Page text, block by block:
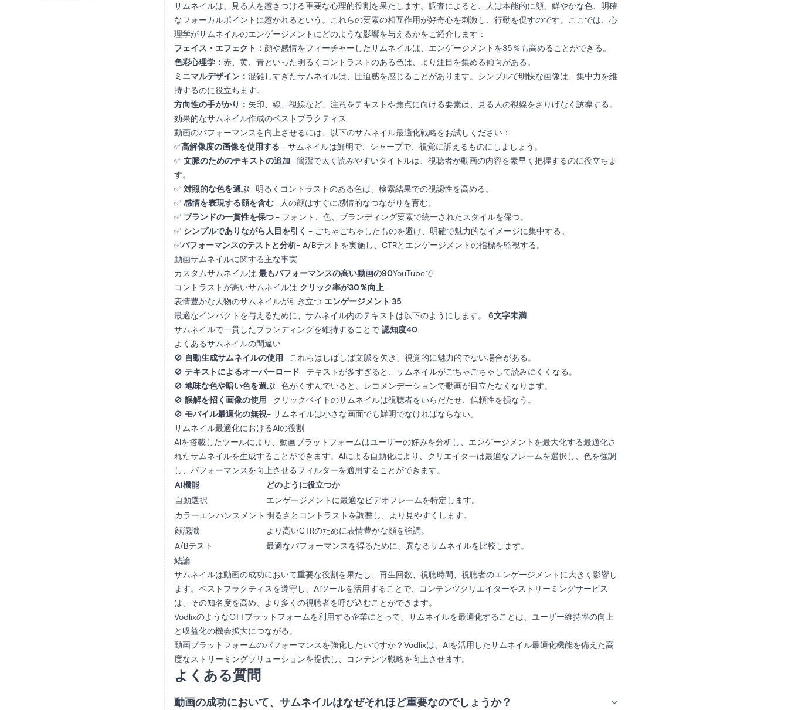
サムネイルは、見る人を惹きつける重要な心理的役割を果たします。調査によると、人は本能的に顔、鮮やかな色、明確
なフォーカルポイントに惹かれるという。これらの要素の相互作用が好奇心を刺激し、行動を促すのです。ここでは、心
理学がサムネイルのエンゲージメントにどのような影響を与えるかをご紹介します：
フェイス・エフェクト： 顔や感情をフィーチャーしたサムネイルは、エンゲージメントを35％も高めることができる。
色彩心理学：赤、黄、青といった明るくコントラストのある色は、より注目を集める傾向がある。
ミニマルデザイン：混雑しすぎたサムネイルは、圧迫感を感じることがあります。シンプルで明快な画像は、集中力を維
持するのに役立ちます。
方向性の手がかり： 矢印、線、視線など、注意をテキストや焦点に向ける要素は、見る人の視線をさりげなく誘導する。
効果的なサムネイル作成のベストプラクティス
動画のパフォーマンスを向上させるには、以下のサムネイル最適化戦略をお試しください：
✅高解像度の画像を使用する- サムネイルは鮮明で、シャープで、視覚に訴えるものにしましょう。
✅文脈のためのテキストの追加- 簡潔で太く読みやすいタイトルは、視聴者が動画の内容を素早く把握するのに役立ちま
す。
✅対照的な色を選ぶ- 明るくコントラストのある色は、検索結果での視認性を高める。
✅感情を表現する顔を含む- 人の顔はすぐに感情的なつながりを育む。
✅ ブランドの一貫性を保つ- フォント、色、ブランディング要素で統一されたスタイルを保つ。
✅ シンプルでありながら人目を引く- ごちゃごちゃしたものを避け、明確で魅力的なイメージに集中する。
✅パフォーマンスのテストと分析- A/Bテストを実施し、CTRとエンゲージメントの指標を監視する。
動画サムネイルに関する主な事実
カスタムサムネイルは最もパフォーマンスの高い動画の90YouTubeで
コントラストが高いサムネイルは クリック率が30％向上.
表情豊かな人物のサムネイルが引き立つ エンゲージメント 35.
最適なインパクトを与えるために、サムネイル内のテキストは以下のようにします。6文字未満.
サムネイルで一貫したブランディングを維持することで認知度40.
よくあるサムネイルの間違い
🚫 自動生成サムネイルの使用- これらはしばしば文脈を欠き、視覚的に魅力的でない場合がある。
🚫 テキストによるオーバーロード- テキストが多すぎると、サムネイルがごちゃごちゃして読みにくくなる。
🚫地味な色や暗い色を選ぶ- 色がくすんでいると、レコメンデーションで動画が目立たなくなります。
🚫誤解を招く画像の使用- クリックベイトのサムネイルは視聴者をいらだたせ、信頼性を損なう。
🚫 モバイル最適化の無視- サムネイルは小さな画面でも鮮明でなければならない。
サムネイル最適化におけるAIの役割
AIを搭載したツールにより、動画プラットフォームはユーザーの好みを分析し、エンゲージメントを最大化する最適化さ
れたサムネイルを生成することができます。AIによる自動化により、クリエイターは最適なフレームを選択し、色を強調
し、パフォーマンスを向上させるフィルターを適用することができます。
AI機能
どのように役立つか
自動選択
エンゲージメントに最適なビデオフレームを特定します。
カラーエンハンスメント 明るさとコントラストを調整し、より見やすくします。
顔認識
より高いCTRのために表情豊かな顔を強調。
A/Bテスト
最適なパフォーマンスを得るために、異なるサムネイルを比較します。
結論
サムネイルは動画の成功において重要な役割を果たし、再生回数、視聴時間、視聴者のエンゲージメントに大きく影響し
ます。ベストプラクティスを遵守し、AIツールを活用することで、コンテンツクリエイターやストリーミングサービス
は、その知名度を高め、より多くの視聴者を呼び込むことができます。
VodlixのようなOTTプラットフォームを利用する企業にとって、サムネイルを最適化することは、ユーザー維持率の向上
と収益化の機会拡大につながる。
動画プラットフォームのパフォーマンスを強化したいですか？Vodlixは、AIを活用したサムネイル最適化機能を備えた高
度なストリーミングソリューションを提供し、コンテンツ戦略を向上させます。
よくある質問
動画の成功において、サムネイルはなぜそれほど重要なのでしょうか？